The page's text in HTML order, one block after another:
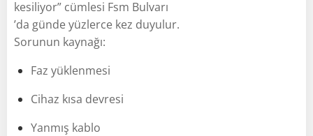
kesiliyor” cümlesi Fsm Bulvarı
’da günde yüzlerce kez duyulur.
Sorunun kaynağı:
Faz yüklenmesi
Cihaz kısa devresi
Yanmış kablo